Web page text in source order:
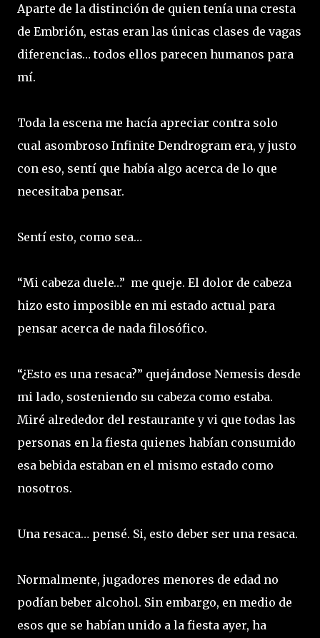
Aparte de la distinción de quien tenía una cresta
de Embrión, estas eran las únicas clases de vagas
diferencias… todos ellos parecen humanos para
mí.
Toda la escena me hacía apreciar contra solo
cual asombroso Infinite Dendrogram era, y justo
con eso, sentí que había algo acerca de lo que
necesitaba pensar.
Sentí esto, como sea…
“Mi cabeza duele…” me queje. El dolor de cabeza
hizo esto imposible en mi estado actual para
pensar acerca de nada filosófico.
“¿Esto es una resaca?” quejándose Nemesis desde
mi lado, sosteniendo su cabeza como estaba.
Miré alrededor del restaurante y vi que todas las
personas en la fiesta quienes habían consumido
esa bebida estaban en el mismo estado como
nosotros.
Una resaca… pensé. Si, esto deber ser una resaca.
Normalmente, jugadores menores de edad no
podían beber alcohol. Sin embargo, en medio de
esos que se habían unido a la fiesta ayer, ha